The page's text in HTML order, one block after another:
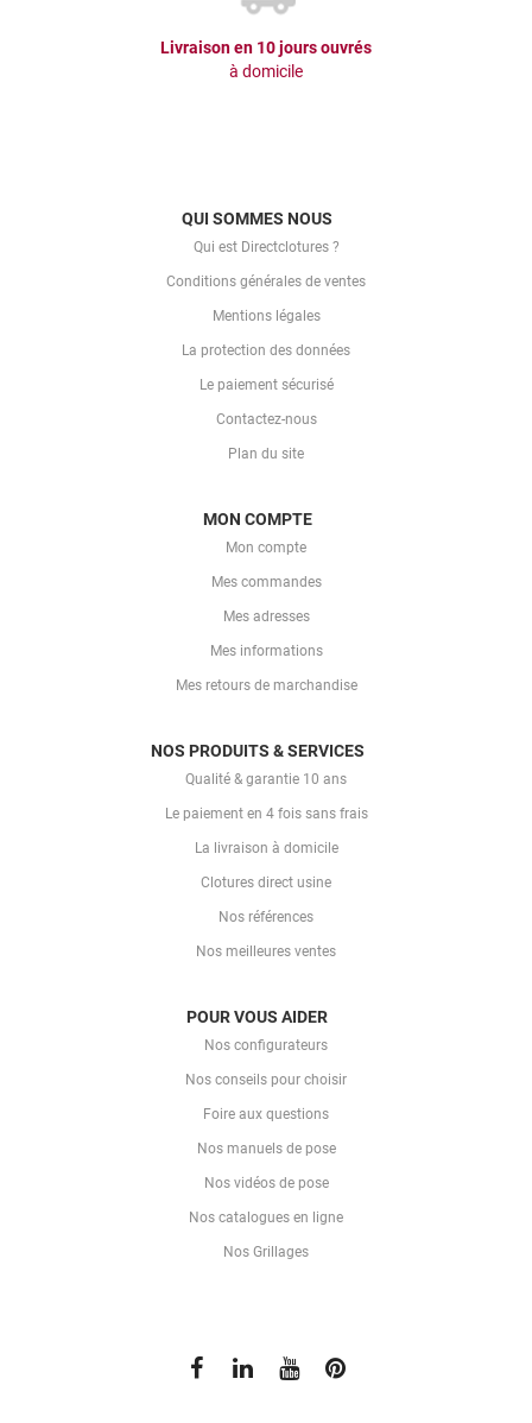
Livraison en 10 jours ouvrés
à domicile
QUI SOMMES NOUS
Qui est Directclotures ?
Conditions générales de ventes
Mentions légales
La protection des données
Le paiement sécurisé
Contactez-nous
Plan du site
MON COMPTE
Mon compte
Mes commandes
Mes adresses
Mes informations
Mes retours de marchandise
NOS PRODUITS & SERVICES
Qualité & garantie 10 ans
Le paiement en 4 fois sans frais
La livraison à domicile
Clotures direct usine
Nos références
Nos meilleures ventes
POUR VOUS AIDER
Nos configurateurs
Nos conseils pour choisir
Foire aux questions
Nos manuels de pose
Nos vidéos de pose
Nos catalogues en ligne
Nos Grillages